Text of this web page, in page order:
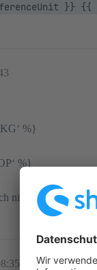
}} {{
%}
%}
nicht so ganz, bei